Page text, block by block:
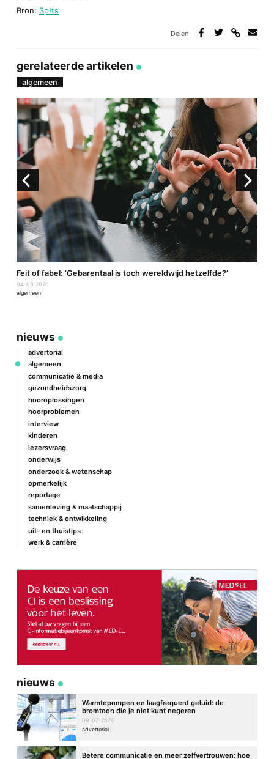
Bron: Sp!ts
Delen
gerelateerde artikelen
algemeen
Feit of fabel: ‘Gebarentaal is toch wereldwijd hetzelfde?’
04-08-2026
algemeen
nieuws
advertorial
algemeen
communicatie & media
gezondheidszorg
hooroplossingen
hoorproblemen
interview
kinderen
lezersvraag
onderwijs
onderzoek & wetenschap
opmerkelijk
reportage
samenleving & maatschappij
techniek & ontwikkeling
uit- en thuistips
werk & carrière
nieuws
Warmtepompen en laagfrequent geluid: de
bromtoon die je niet kunt negeren
09-07-2026
advertorial
Betere communicatie en meer zelfvertrouwen: hoe